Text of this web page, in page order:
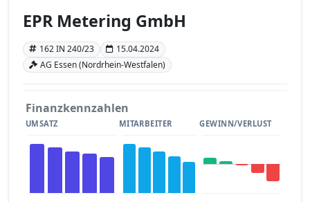
EPR Metering GmbH
162 IN 240/23
15.04.2024
AG Essen (Nordrhein-Westfalen)
Finanzkennzahlen
UMSATZ MITARBEITER GEWINN/VERLUST